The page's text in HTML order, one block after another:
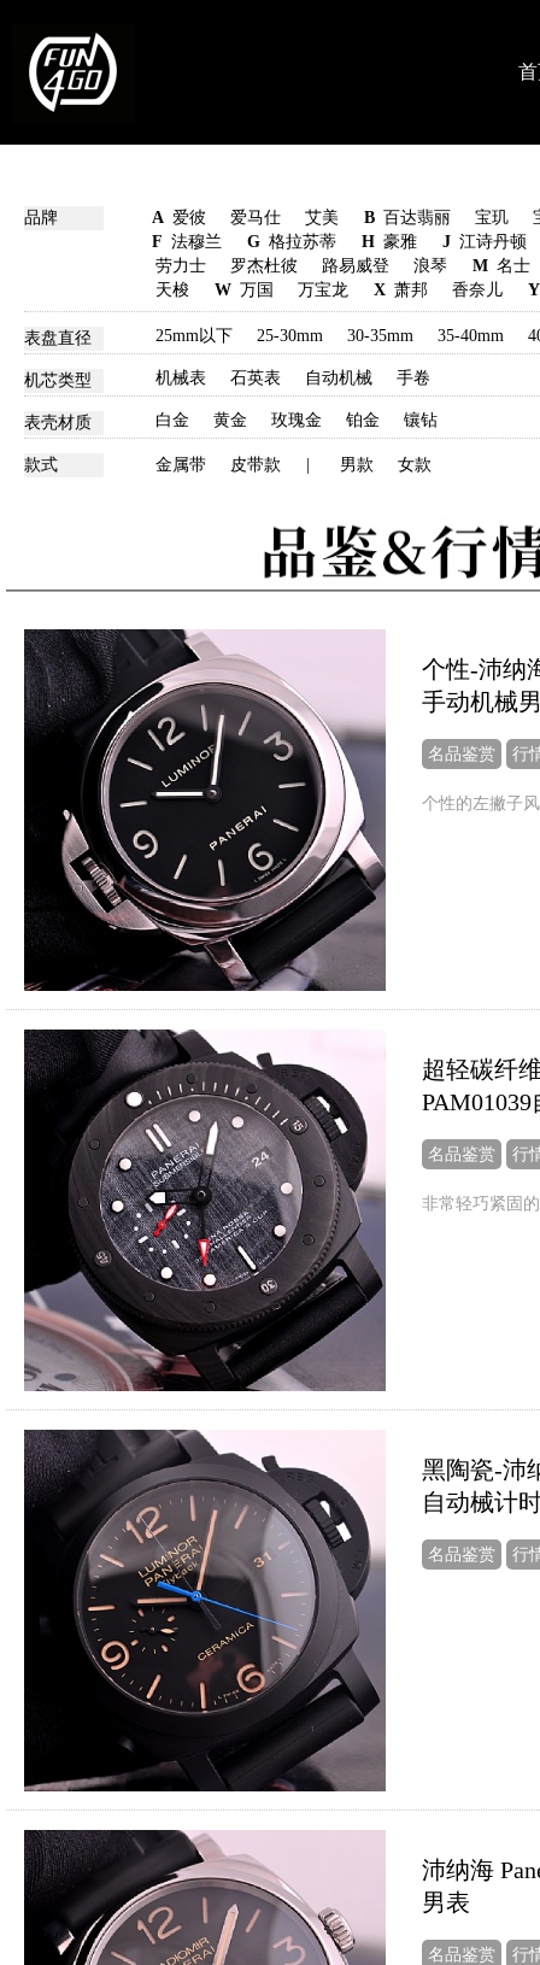
品牌 A 爱彼 爱马仕 艾美 B 百达翡丽 宝玑
F 法穆兰 G 格拉苏蒂 H 豪雅 J 江诗丹顿
劳力士
罗杰杜彼 路易威登 浪琴 M 名士
天梭
W 万国 万宝龙 X 萧邦 香奈儿 Y
表盘直径 25mm以下 25-30mm 30-35mm 35-40mm
机芯类型 机械表 石英表 自动机械 手卷
表壳材质 白金 黄金 玫瑰金 铂金 镶钻
款式 金属带 皮带款 男款 女款
个性-沛纳
手动机械
名品鉴赏 行
个性的左撇子
超轻碳纤
名品鉴赏 行
非常轻巧紧固
黑陶瓷-沛
自动械计
名品鉴赏 行
沛纳海
男表
名品鉴赏 行